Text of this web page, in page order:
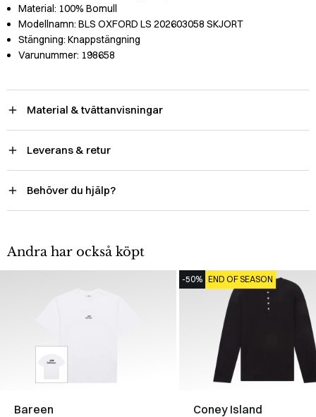
Material: 100% Bomull
Modellnamn: BLS OXFORD LS 202603058 SKJORT
Stängning: Knappstängning
Varunummer: 198658
Material & tvättanvisningar
Leverans & retur
Behöver du hjälp?
Andra har också köpt
Bareen
-50% END OF SEASON
Coney Island